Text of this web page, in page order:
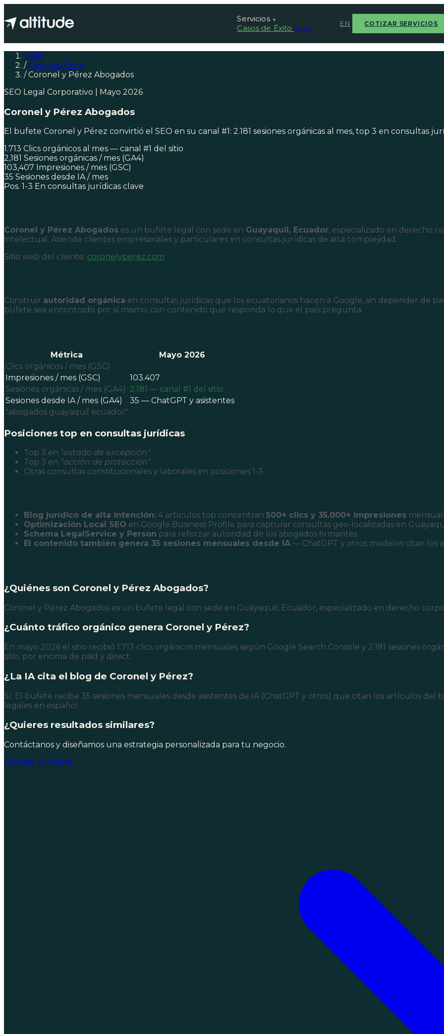
Servicios ▼
Casos de Éxito Blog EN COTIZAR SERVICIOS
Inicio
/ Casos de Éxito
/ Coronel y Pérez Abogados
SEO Legal Corporativo Mayo 2026
Coronel y Pérez Abogados
El bufete Coronel y Pérez convirtió el SEO en su canal #1: 2.181 sesiones orgánicas al mes, top 3 en consultas
1.713 Clics orgánicos al mes — canal #1 del sitio
2,181 Sesiones orgánicas / mes (GA4)
103,407 Impresiones / mes (GSC)
35 Sesiones desde IA / mes
Pos. 1-3 En consultas jurídicas clave
Coronel y Pérez Abogados es un bufete legal con sede en Guayaquil, Ecuador, especializado en derecho
intelectual. Atiende clientes empresariales y particulares en consultas jurídicas de alta complejidad.
Sitio web del cliente: coronelyperez.com
Construir autoridad orgánica en consultas jurídicas que los ecuatorianos hacen a Google, sin depender de
bufete sea encontrado por sí mismo, con contenido que responda lo que el país pregunta.
Métrica
Mayo 2026
Clics orgánicos / mes (GSC)
Impresiones / mes (GSC)
103.407
Sesiones orgánicas / mes (GA4) 2.181 — canal #1 del sitio
Sesiones desde IA / mes (GA4)
35 — ChatGPT y asistentes
"abogados guayaquil ecuador"
Posiciones top en consultas jurídicas
Top 3 en "estado de excepción"
Top 3 en "acción de protección"
Otras consultas constitucionales y laborales en posiciones 1-3
Blog jurídico de alta intención: 4 artículos top concentran 500+ clics y 35.000+ impresiones
Optimización Local SEO en Google Business Profile para capturar consultas geo-localizadas en
Schema LegalService y Person para reforzar autoridad de los abogados firmantes.
El contenido también genera 35 sesiones mensuales desde IA — ChatGPT y otros modelos citan los
¿Quiénes son Coronel y Pérez Abogados?
Coronel y Pérez Abogados es un bufete legal con sede en Guayaquil, Ecuador, especializado en derecho
¿Cuánto tráfico orgánico genera Coronel y Pérez?
En mayo 2026 el sitio recibió 1.713 clics orgánicos mensuales según Google Search Console y 2.181 sesiones
sitio, por encima de paid y direct.
¿La IA cita el blog de Coronel y Pérez?
Sí. El bufete recibe 35 sesiones mensuales desde asistentes de IA (ChatGPT y otros) que citan los artículos
legales en español.
¿Quieres resultados similares?
Contáctanos y diseñamos una estrategia personalizada para tu negocio.
Solicitar consulta